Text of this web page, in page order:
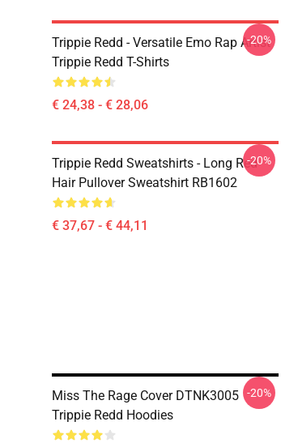
Trippie Redd - Versatile Emo Rap Artist
Trippie Redd T-Shirts
€ 24,38 - € 28,06
-20%
Trippie Redd Sweatshirts - Long Red
Hair Pullover Sweatshirt RB1602
€ 37,67 - € 44,11
-20%
Miss The Rage Cover DTNK3005
Trippie Redd Hoodies
-20%